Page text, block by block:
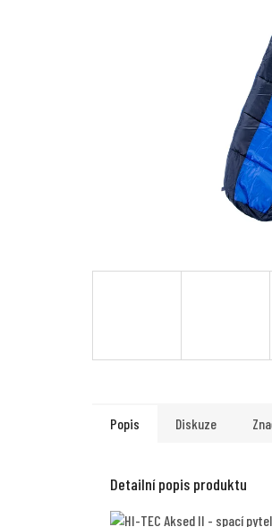
Popis Diskuze
Detailní popis produktu